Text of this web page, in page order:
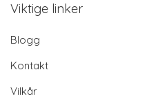
Viktige linker
Blogg
Kontakt
Vilkår